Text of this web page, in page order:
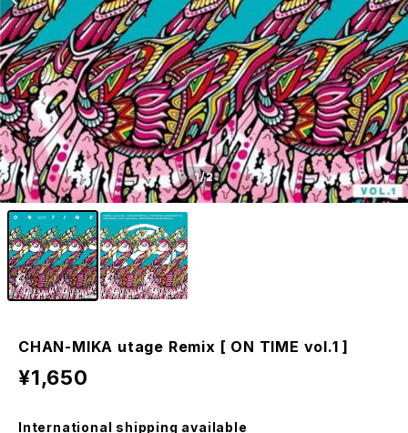
1/2
CHAN-MIKA utage Remix [ ON TIME vol.1 ]
¥1,650
International shipping available